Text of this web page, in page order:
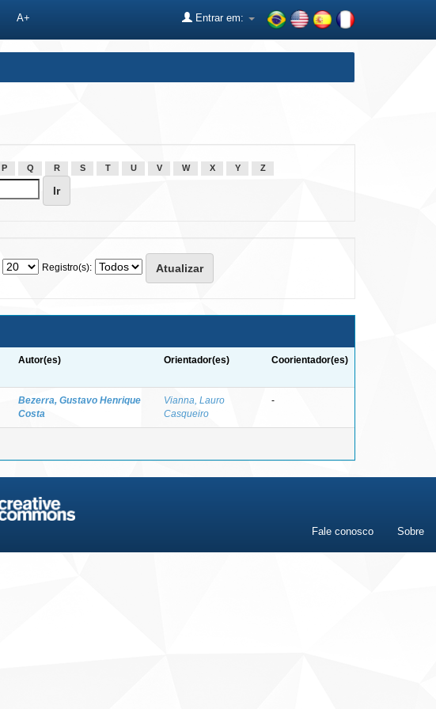
A+ Entrar em:
P Q R S T U V W X Y Z
Registro(s):
Autor(es) Orientador(es) Coorientador(es)
Bezerra, Gustavo Henrique
Costa
Vianna, Lauro
Casqueiro
-
Fale conosco Sobre